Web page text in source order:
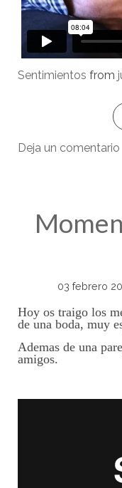
Sentimientos from
Deja un comentario
03 febrero
Hoy os traigo los
de una boda, muy
Ademas de una
amigos.